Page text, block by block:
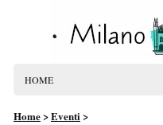
HOME
Home>Eventi>